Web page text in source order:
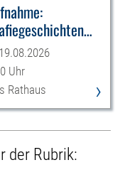
Uhr
Rathaus
›
der Rubrik: